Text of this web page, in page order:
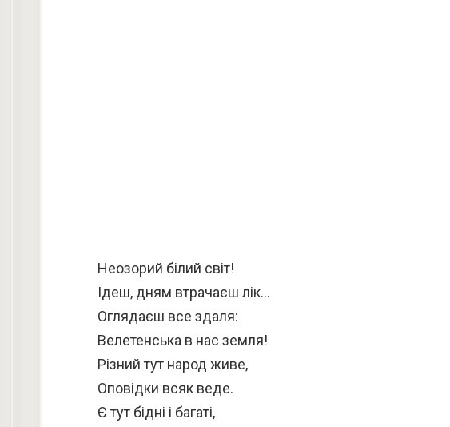
Неозорий білий світ!
Їдеш, дням втрачаєш лік…
Оглядаєш все здаля:
Велетенська в нас земля!
Різний тут народ живе,
Оповідки всяк веде.
Є тут бідні і багаті,